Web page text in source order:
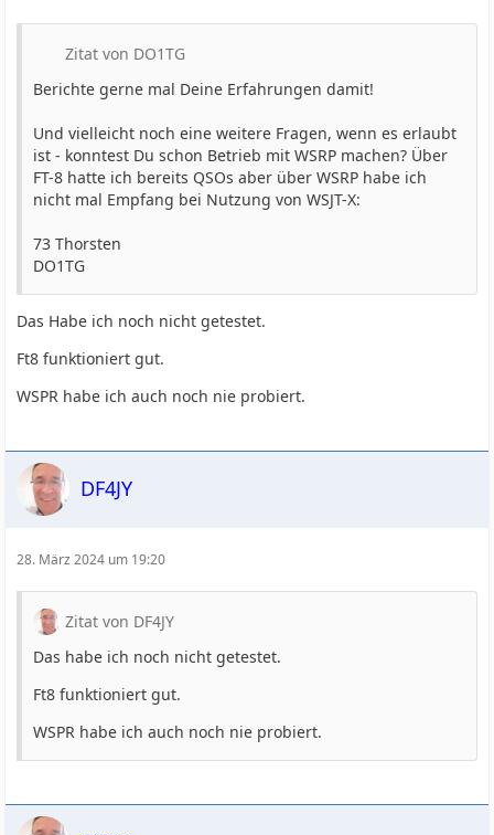
Zitat von DO1TG
Berichte gerne mal Deine Erfahrungen damit!
Und vielleicht noch eine weitere Fragen, wenn es erlaubt
ist - konntest Du schon Betrieb mit WSRP machen? Über
FT-8 hatte ich bereits QSOs aber über WSRP habe ich
nicht mal Empfang bei Nutzung von WSJT-X:
73 Thorsten
DO1TG
Das Habe ich noch nicht getestet.
Ft8 funktioniert gut.
WSPR habe ich auch noch nie probiert.
DF4JY
28. März 2024 um 19:20
Zitat von DF4JY
Das habe ich noch nicht getestet.
Ft8 funktioniert gut.
WSPR habe ich auch noch nie probiert.